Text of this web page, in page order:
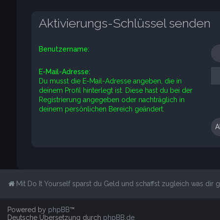
Aktivierungs-Schlüssel senden
Benutzername:
E-Mail-Adresse:
Du musst die E-Mail-Adresse angeben, die in
deinem Profil hinterlegt ist. Diese hast du bei der
Registrierung angegeben oder nachträglich in
deinem persönlichen Bereich geändert.
Mit Do It Yourself sparst du Geld und schaffst zugleich was dir
Powered by phpBB™
Deutsche Übersetzung durch phpBB.de